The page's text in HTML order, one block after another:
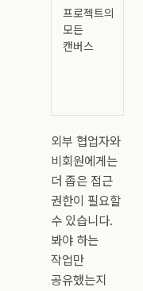
프로젝트의
모든
캔버스
외부 협업자와
비회원에게는
더 좁은 접근
권한이 필요할
수 있습니다.
봐야 하는
작업만
공유했는지